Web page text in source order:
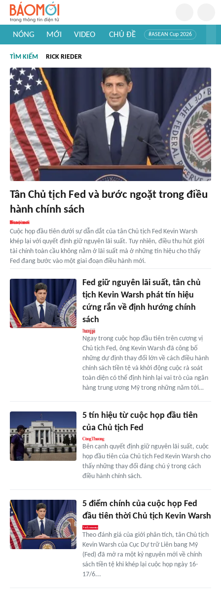
NÓNG MỚI VIDEO CHỦ ĐỀ #ASEAN Cup 2026
#Khám phá thế giới
TÌM KIẾM RICK RIEDER
Tân Chủ tịch Fed và bước ngoặt trong điều
hành chính sách
Cuộc họp đầu tiên dưới sự dẫn dắt của tân Chủ tịch Fed Kevin Warsh
khép lại với quyết định giữ nguyên lãi suất. Tuy nhiên, điều thu hút giới
tài chính toàn cầu không nằm ở lãi suất mà ở những tín hiệu cho thấy
Fed đang bước vào một giai đoạn điều hành mới.
Fed giữ nguyên lãi suất, tân chủ
tịch Kevin Warsh phát tín hiệu
cứng rắn về định hướng chính
sách
Ngay trong cuộc họp đầu tiên trên cương vị
Chủ tịch Fed, ông Kevin Warsh đã công bố
những dự định thay đổi lớn về cách điều hành
chính sách tiền tệ và khởi động cuộc rà soát
toàn diện có thể định hình lại vai trò của ngân
hàng trung ương Mỹ trong những năm tới…
5 tín hiệu từ cuộc họp đầu tiên
của Chủ tịch Fed
Bên cạnh quyết định giữ nguyên lãi suất, cuộc
họp đầu tiên của Chủ tịch Fed Kevin Warsh cho
thấy những thay đổi đáng chú ý trong cách
điều hành chính sách.
5 điểm chính của cuộc họp Fed
đầu tiên thời Chủ tịch Kevin Warsh
Theo đánh giá của giới phân tích, tân Chủ tịch
Kevin Warsh của Cục Dự trữ Liên bang Mỹ
(Fed) đã mở ra một kỷ nguyên mới về chính
sách tiền tệ khi khép lại cuộc họp ngày 16-
17/6...